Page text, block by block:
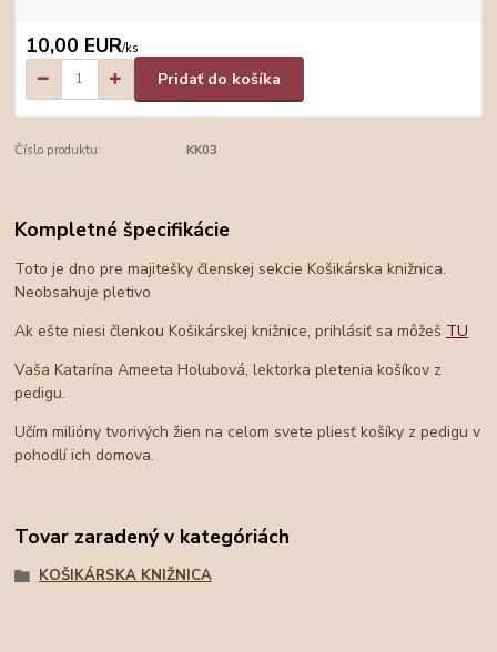
10,00 EUR/ks
Pridať do košíka
Číslo produktu: KK03
Kompletné špecifikácie
Toto je dno pre majitešky členskej sekcie Košikárska knižnica.
Neobsahuje pletivo
Ak ešte niesi členkou Košikárskej knižnice, prihlásiť sa môžeš TU
Vaša Katarína Ameeta Holubová, lektorka pletenia košíkov z
pedigu.
Učím milióny tvorivých žien na celom svete pliesť košíky z pedigu v
pohodlí ich domova.
Tovar zaradený v kategóriách
KOŠIKÁRSKA KNIŽNICA